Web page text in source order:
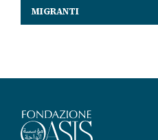
MIGRANTI